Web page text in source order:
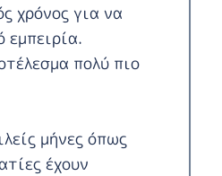
χρόνος για να
εμπειρία.
πολύ πιο
μήνες όπως
έχουν